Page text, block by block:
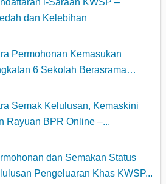
dan Kelebihan
Permohonan Kemasukan
6 Sekolah Berasrama
Semak Kelulusan, Kemaskini
Rayuan BPR Online –...
dan Semakan Status
Pengeluaran Khas KWSP...